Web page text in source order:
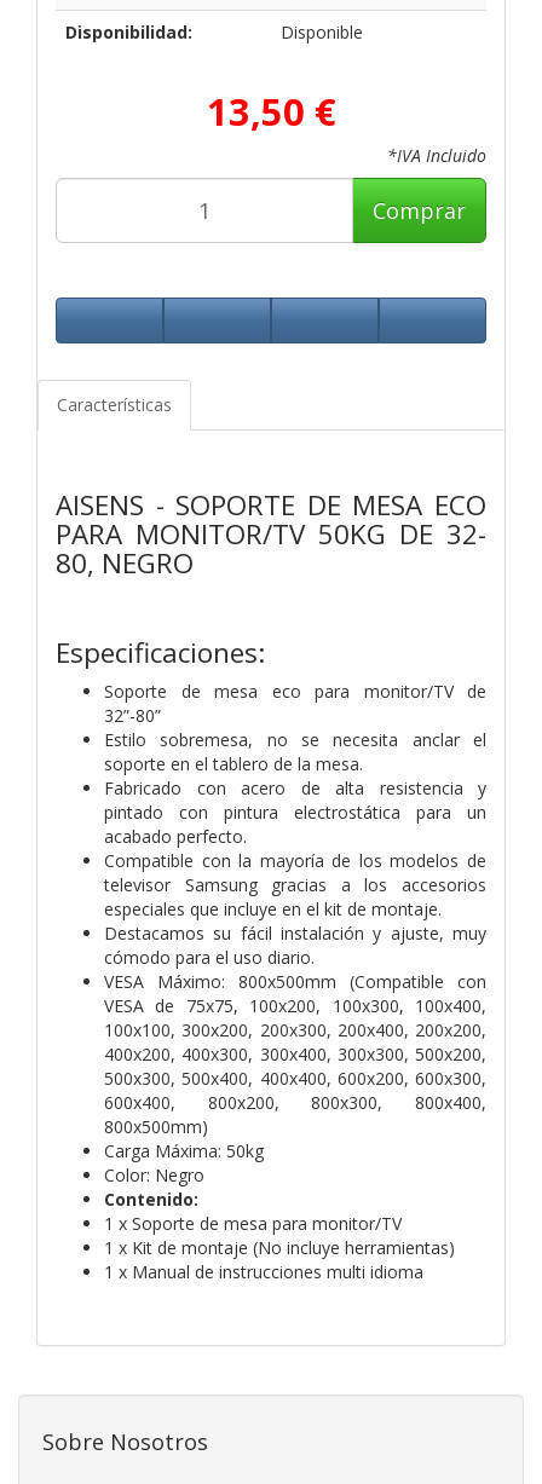
Disponibilidad:
Disponible
13,50 €
*IVA Incluido
Comprar
Características
AISENS - SOPORTE DE MESA ECO
PARA MONITOR/TV 50KG DE 32-
80, NEGRO
Especificaciones:
Soporte de mesa eco para monitor/TV de
32”-80”
Estilo sobremesa, no se necesita anclar el
soporte en el tablero de la mesa.
Fabricado con acero de alta resistencia y
pintado con pintura electrostática para un
acabado perfecto.
Compatible con la mayoría de los modelos de
televisor Samsung gracias a los accesorios
especiales que incluye en el kit de montaje.
Destacamos su fácil instalación y ajuste, muy
cómodo para el uso diario.
VESA Máximo: 800x500mm (Compatible con
VESA de 75x75, 100x200, 100x300, 100x400,
100x100, 300x200, 200x300, 200x400, 200x200,
400x200, 400x300, 300x400, 300x300, 500x200,
500x300, 500x400, 400x400, 600x200, 600x300,
600x400, 800x200, 800x300, 800x400,
800x500mm)
Carga Máxima: 50kg
Color: Negro
Contenido:
1 x Soporte de mesa para monitor/TV
1 x Kit de montaje (No incluye herramientas)
1 x Manual de instrucciones multi idioma
Sobre Nosotros